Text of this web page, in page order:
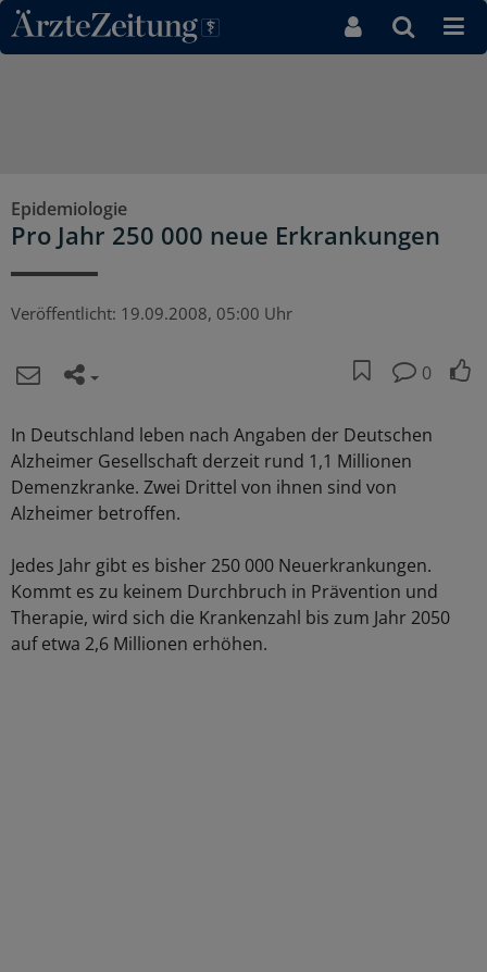
Direkt zum Inhaltsbereich
Epidemiologie
Pro Jahr 250 000 neue Erkrankungen
Veröffentlicht: 19.09.2008, 05:00 Uhr
0
In Deutschland leben nach Angaben der Deutschen
Alzheimer Gesellschaft derzeit rund 1,1 Millionen
Demenzkranke. Zwei Drittel von ihnen sind von
Alzheimer betroffen.
Jedes Jahr gibt es bisher 250 000 Neuerkrankungen.
Kommt es zu keinem Durchbruch in Prävention und
Therapie, wird sich die Krankenzahl bis zum Jahr 2050
auf etwa 2,6 Millionen erhöhen.